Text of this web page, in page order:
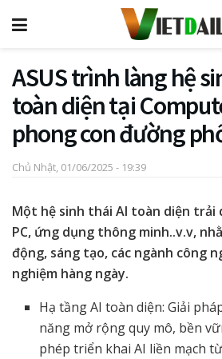
ASUS trình làng hệ
toàn diện tại
phong con đường
Chủ Nhật, 01/06/2025 - 19:39
Một hệ sinh thái AI toàn diện trải
PC, ứng dụng thông minh..v.v,
động, sáng tạo, các ngành công
nghiệm hàng ngày.
Hạ tầng AI toàn diện: Giải
năng mở rộng quy mô, bền
phép triển khai AI liền mạch